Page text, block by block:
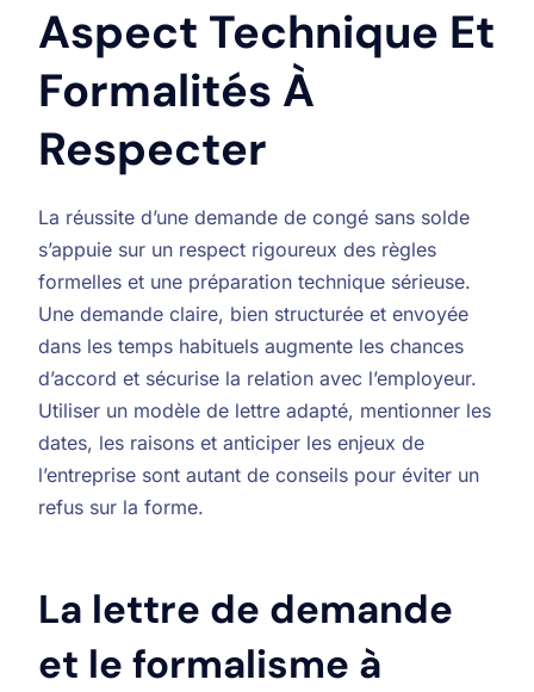
Aspect Technique Et
Formalités À
Respecter
La réussite d’une demande de congé sans solde
s’appuie sur un respect rigoureux des règles
formelles et une préparation technique sérieuse.
Une demande claire, bien structurée et envoyée
dans les temps habituels augmente les chances
d’accord et sécurise la relation avec l’employeur.
Utiliser un modèle de lettre adapté, mentionner les
dates, les raisons et anticiper les enjeux de
l’entreprise sont autant de conseils pour éviter un
refus sur la forme.
La lettre de demande
et le formalisme à